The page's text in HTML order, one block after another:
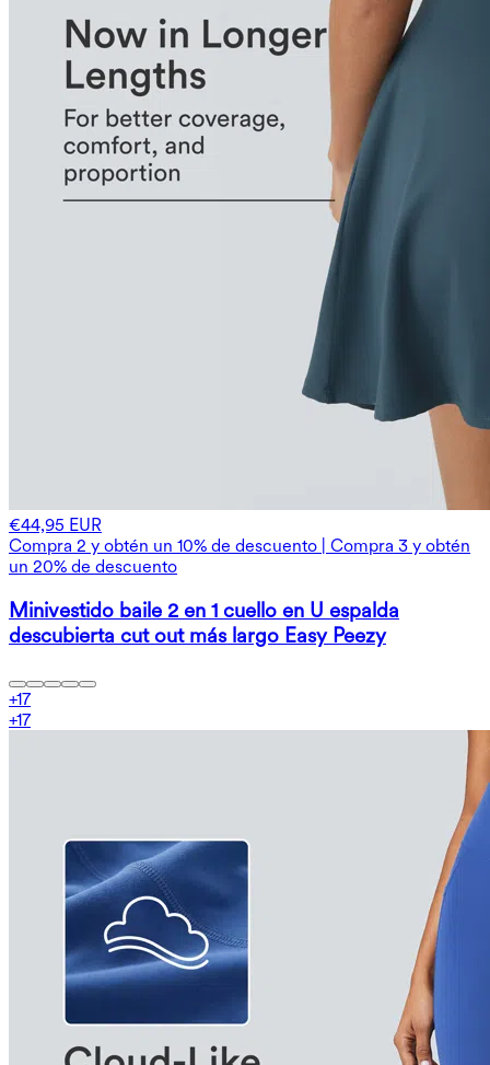
€44,95 EUR
Compra 2 y obtén un 10% de descuento | Compra 3 y obtén
un 20% de descuento
Minivestido baile 2 en 1 cuello en U espalda
descubierta cut out más largo Easy Peezy
+17
+17